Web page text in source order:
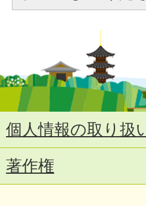
個人情報の取り扱
著作権